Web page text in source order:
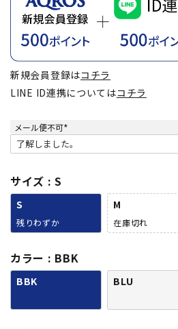
新規会員登録はコチラ
LINE ID連携についてはコチラ
メール便不可
(
必
須
サイズ S
S
残りわずか
M
在庫切れ
カラー BBK
BBK BLU